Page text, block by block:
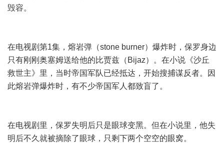
毁容。
在电视剧第1集，熔岩弹（stone burner）爆炸时，保罗身边
只有刚刚奥塞姆送给他的比贾兹（Bijaz）。在小说《沙丘
救世主》里，当时帝国军队已经抵达，开始搜捕谋反者。因
此熔岩弹爆炸时，有不少帝国军人都致盲了。
在电视剧里，保罗失明后只是眼球变黑。但在小说里，他失
明后不久就被摘除了眼球，只剩下两个空空的眼窝。